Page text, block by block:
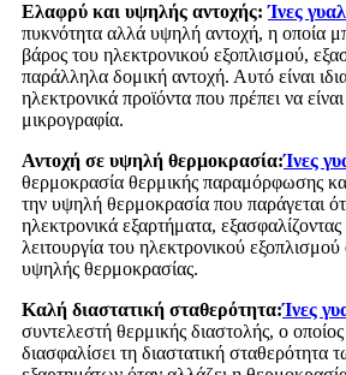
Ελαφρύ και υψηλής αντοχής: Ίνες
πυκνότητα αλλά υψηλή αντοχή, η οποία
βάρος του ηλεκτρονικού εξοπλισμού,
παράλληλα δομική αντοχή. Αυτό είναι
ηλεκτρονικά προϊόντα που πρέπει να
μικρογραφία.
Αντοχή σε υψηλή θερμοκρασία:Ίνες
θερμοκρασία θερμικής παραμόρφωσης
την υψηλή θερμοκρασία που παράγεται
ηλεκτρονικά εξαρτήματα,
λειτουργία του ηλεκτρονικού
υψηλής θερμοκρασίας.
Καλή διαστατική σταθερότητα:Ίνες
συντελεστή θερμικής διαστολής, ο
διασφαλίσει τη διαστατική σταθερότητα